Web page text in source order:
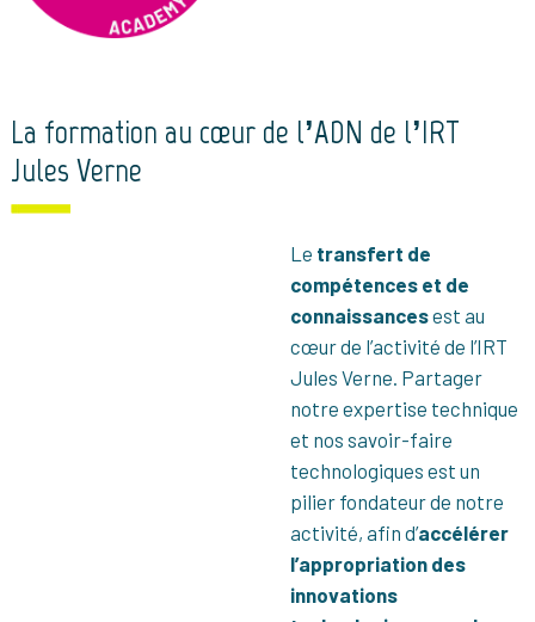
La formation au cœur de l’ADN de l’IRT
Jules Verne
Le transfert de
compétences et de
connaissancesest au
cœur de l’activité de l’IRT
Jules Verne. Partager
notre expertise technique
et nos savoir-faire
technologiques est un
pilier fondateur de notre
activité, afin d’accélérer
l’appropriation des
innovations